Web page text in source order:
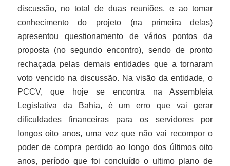
discussão, no total de duas reuniões, e ao tomar
conhecimento do projeto (na primeira delas)
apresentou questionamento de vários pontos da
proposta (no segundo encontro), sendo de pronto
rechaçada pelas demais entidades que a tornaram
voto vencido na discussão. Na visão da entidade, o
PCCV, que hoje se encontra na Assembleia
Legislativa da Bahia, é um erro que vai gerar
dificuldades financeiras para os servidores por
longos oito anos, uma vez que não vai recompor o
poder de compra perdido ao longo dos últimos oito
anos, período que foi concluído o ultimo plano de